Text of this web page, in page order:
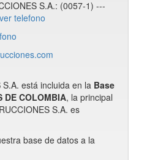
S.A.: (0057-1) ---
ver telefono
está incluida en la Base
DE COLOMBIA, la principal
S.A. es
base de datos a la